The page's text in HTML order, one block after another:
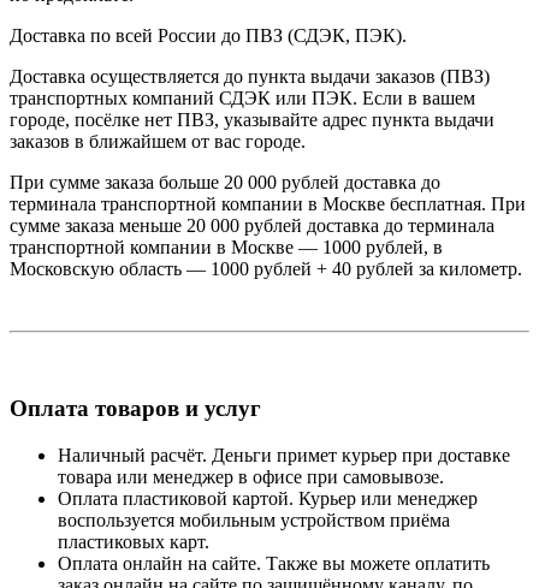
Доставка по всей России до ПВЗ (СДЭК, ПЭК).
Доставка осуществляется до пункта выдачи заказов (ПВЗ)
транспортных компаний СДЭК или ПЭК. Если в вашем
городе, посёлке нет ПВЗ, указывайте адрес пункта выдачи
заказов в ближайшем от вас городе.
При сумме заказа больше 20 000 рублей доставка до
терминала транспортной компании в Москве бесплатная. При
сумме заказа меньше 20 000 рублей доставка до терминала
транспортной компании в Москве — 1000 рублей, в
Московскую область — 1000 рублей + 40 рублей за километр.
Оплата товаров и услуг
Наличный расчёт. Деньги примет курьер при доставке
товара или менеджер в офисе при самовывозе.
Оплата пластиковой картой. Курьер или менеджер
воспользуется мобильным устройством приёма
пластиковых карт.
Оплата онлайн на сайте. Также вы можете оплатить